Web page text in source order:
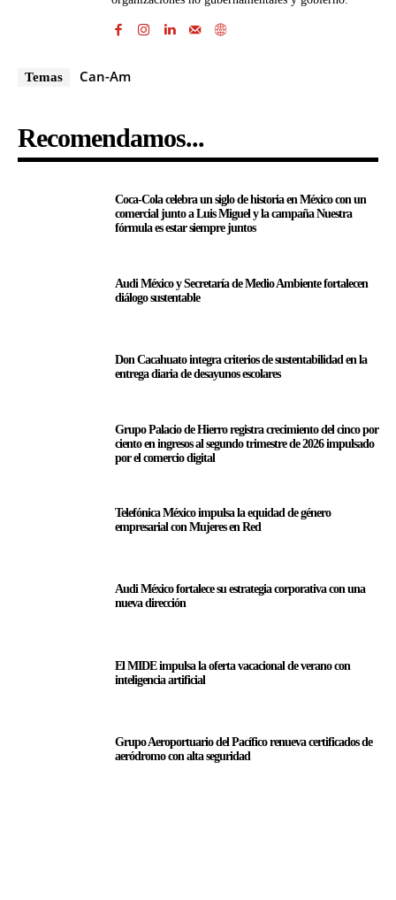
Temas Can-Am
Recomendamos...
Coca-Cola celebra un siglo de historia en México con un
comercial junto a Luis Miguel y la campaña Nuestra
fórmula es estar siempre juntos
Audi México y Secretaría de Medio Ambiente fortalecen
diálogo sustentable
Don Cacahuato integra criterios de sustentabilidad en la
entrega diaria de desayunos escolares
Grupo Palacio de Hierro registra crecimiento del cinco por
ciento en ingresos al segundo trimestre de 2026 impulsado
por el comercio digital
Telefónica México impulsa la equidad de género
empresarial con Mujeres en Red
Audi México fortalece su estrategia corporativa con una
nueva dirección
El MIDE impulsa la oferta vacacional de verano con
inteligencia artificial
Grupo Aeroportuario del Pacífico renueva certificados de
aeródromo con alta seguridad